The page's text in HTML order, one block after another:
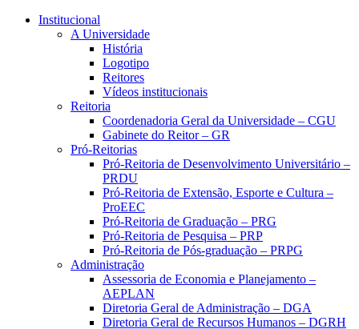
Conteúdo principal
Institucional
A Universidade
História
Logotipo
Reitores
Vídeos institucionais
Reitoria
Coordenadoria Geral da Universidade – CGU
Gabinete do Reitor – GR
Pró-Reitorias
Pró-Reitoria de Desenvolvimento Universitário –
PRDU
Pró-Reitoria de Extensão, Esporte e Cultura –
ProEEC
Pró-Reitoria de Graduação – PRG
Pró-Reitoria de Pesquisa – PRP
Pró-Reitoria de Pós-graduação – PRPG
Administração
Assessoria de Economia e Planejamento –
AEPLAN
Diretoria Geral de Administração – DGA
Diretoria Geral de Recursos Humanos – DGRH